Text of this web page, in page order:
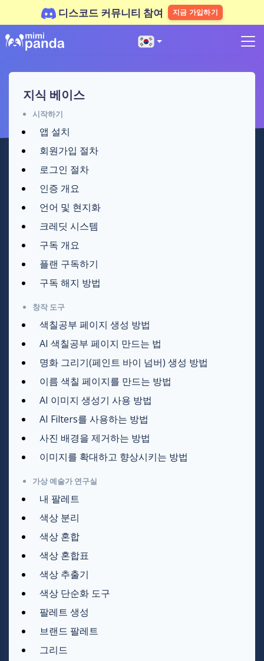
디스코드 커뮤니티 참여 지금 가입하기
지식 베이스
시작하기
앱 설치
회원가입 절차
로그인 절차
인증 개요
언어 및 현지화
크레딧 시스템
구독 개요
플랜 구독하기
구독 해지 방법
창작 도구
색칠공부 페이지 생성 방법
AI 색칠공부 페이지 만드는 법
명화 그리기(페인트 바이 넘버) 생성 방법
이름 색칠 페이지를 만드는 방법
AI 이미지 생성기 사용 방법
AI Filters를 사용하는 방법
사진 배경을 제거하는 방법
이미지를 확대하고 향상시키는 방법
가상 예술가 연구실
내 팔레트
색상 분리
색상 혼합
색상 혼합표
색상 추출기
색상 단순화 도구
팔레트 생성
브랜드 팔레트
그리드